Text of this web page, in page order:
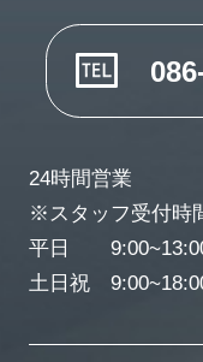
24時間営業
※スタッフ受付時
平日
土日祝